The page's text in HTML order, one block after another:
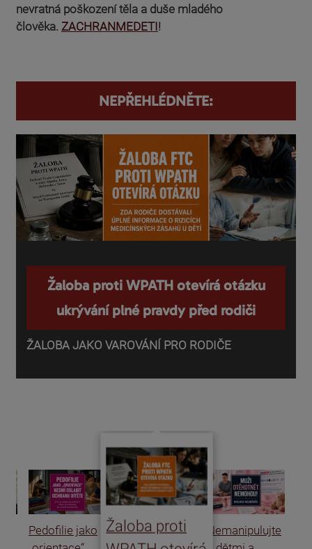
nevratná poškození těla a duše mladého
člověka. ZACHRANMEDETI!
NEPŘEHLÉDNĚTE:
Žaloba proti WPATH otevírá otázku
ukrývání plné pravdy před rodiči
ŽALOBA JAKO VAROVÁNÍ PRO RODIČE
Pedofilie jako
Žaloba proti
Nemanipulujte